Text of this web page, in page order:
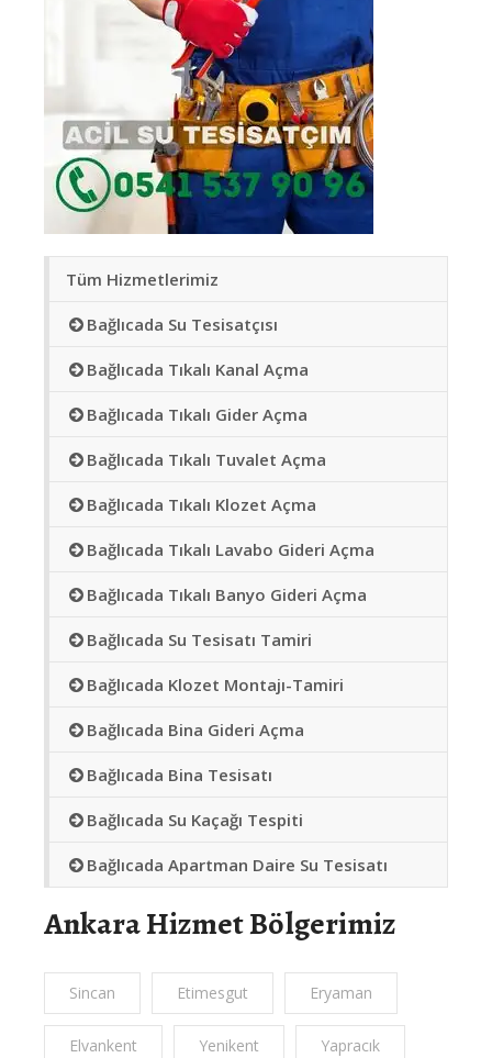
Tüm Hizmetlerimiz
Bağlıcada Su Tesisatçısı
Bağlıcada Tıkalı Kanal Açma
Bağlıcada Tıkalı Gider Açma
Bağlıcada Tıkalı Tuvalet Açma
Bağlıcada Tıkalı Klozet Açma
Bağlıcada Tıkalı Lavabo Gideri Açma
Bağlıcada Tıkalı Banyo Gideri Açma
Bağlıcada Su Tesisatı Tamiri
Bağlıcada Klozet Montajı-Tamiri
Bağlıcada Bina Gideri Açma
Bağlıcada Bina Tesisatı
Bağlıcada Su Kaçağı Tespiti
Bağlıcada Apartman Daire Su Tesisatı
Ankara Hizmet Bölgerimiz
Sincan Etimesgut Eryaman
Elvankent Yenikent Yapracık